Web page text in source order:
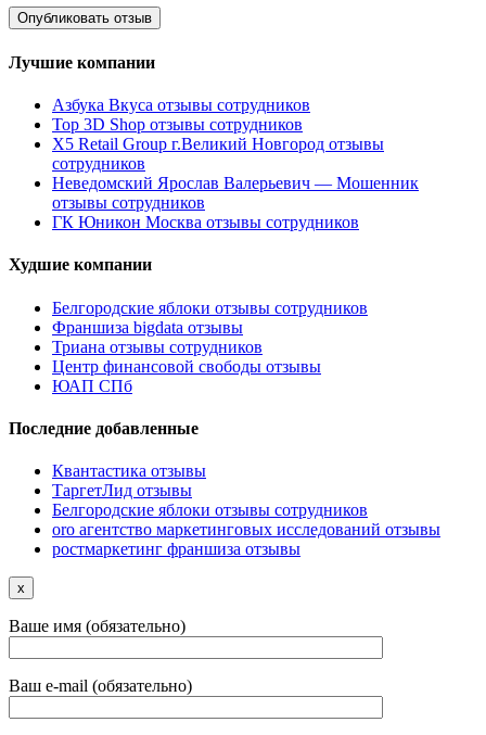
Лучшие компании
Азбука Вкуса отзывы сотрудников
Top 3D Shop отзывы сотрудников
X5 Retail Group г.Великий Новгород отзывы
сотрудников
Неведомский Ярослав Валерьевич — Мошенник
отзывы сотрудников
ГК Юникон Москва отзывы сотрудников
Худшие компании
Белгородские яблоки отзывы сотрудников
Франшиза bigdata отзывы
Триана отзывы сотрудников
Центр финансовой свободы отзывы
ЮАП СПб
Последние добавленные
Квантастика отзывы
ТаргетЛид отзывы
Белгородские яблоки отзывы сотрудников
oro агентство маркетинговых исследований отзывы
ростмаркетинг франшиза отзывы
x
Ваше имя (обязательно)
Ваш e-mail (обязательно)